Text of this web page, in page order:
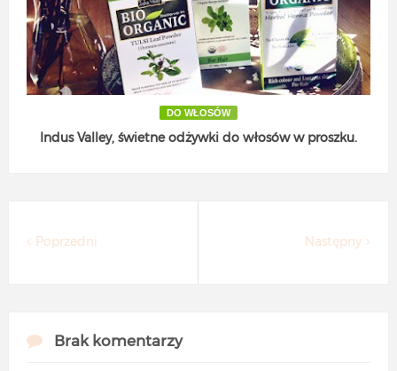
DO WŁOSÓW
Indus Valley, świetne odżywki do włosów w proszku.
Następny
Poprzedni
Brak komentarzy